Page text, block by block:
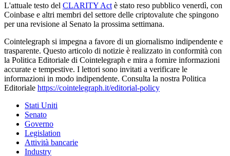
L'attuale testo del CLARITY Act è stato reso pubblico venerdì, con
Coinbase e altri membri del settore delle criptovalute che spingono
per una revisione al Senato la prossima settimana.
Cointelegraph si impegna a favore di un giornalismo indipendente e
trasparente. Questo articolo di notizie è realizzato in conformità con
la Politica Editoriale di Cointelegraph e mira a fornire informazioni
accurate e tempestive. I lettori sono invitati a verificare le
informazioni in modo indipendente. Consulta la nostra Politica
Editoriale https://cointelegraph.it/editorial-policy
Stati Uniti
Senato
Governo
Legislation
Attività bancarie
Industry